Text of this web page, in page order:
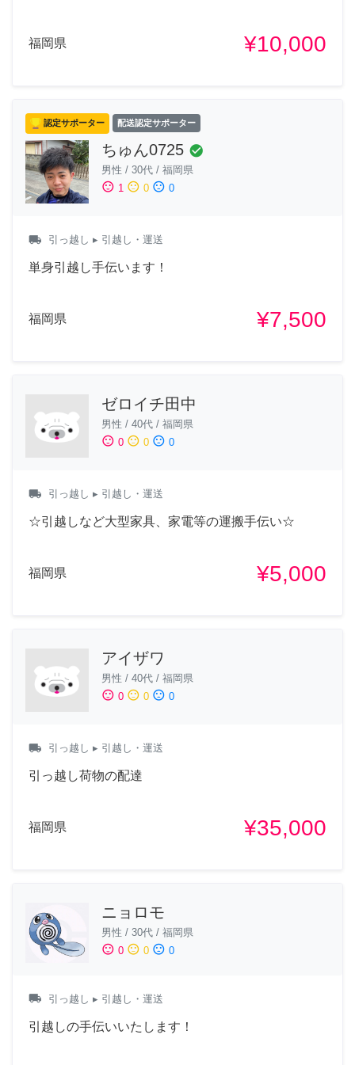
福岡県 ¥10,000
認定サポーター 配送認定サポーター
ちゅん0725 check_circle
男性 / 30代 / 福岡県
sentiment_satisfied 1 sentiment_neutral 0 sentiment_dissatisfied 0
local_shipping 引っ越し ▸ 引越し・運送
単身引越し手伝います！
福岡県 ¥7,500
ゼロイチ田中
男性 / 40代 / 福岡県
sentiment_satisfied 0 sentiment_neutral 0 sentiment_dissatisfied 0
local_shipping 引っ越し ▸ 引越し・運送
☆引越しなど大型家具、家電等の運搬手伝い☆
福岡県 ¥5,000
アイザワ
男性 / 40代 / 福岡県
sentiment_satisfied 0 sentiment_neutral 0 sentiment_dissatisfied 0
local_shipping 引っ越し ▸ 引越し・運送
引っ越し荷物の配達
福岡県 ¥35,000
ニョロモ
男性 / 30代 / 福岡県
sentiment_satisfied 0 sentiment_neutral 0 sentiment_dissatisfied 0
local_shipping 引っ越し ▸ 引越し・運送
引越しの手伝いいたします！